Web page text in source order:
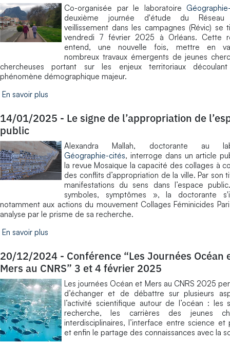
Co-organisée par le laboratoire
deuxième journée d'étude du
veillissement dans les campagnes (Révic) se
vendredi 7 février 2025 à Orléans. Cette
entend, une nouvelle fois, mettre en
nombreux travaux émergents de jeunes
chercheuses portant sur les enjeux territoriaux
phénomène démographique majeur.
En savoir plus
14/01/2025 - Le signe de l’appropriation de
public
Alexandra Mallah, doctorante au
Géographie-cités, interroge dans un article
la revue Mosaïque la capacité des collages à
des conflits d’appropriation de la ville. Par son
manifestations du sens dans l’espace
symboles, symptômes », la doctorante
notamment aux actions du mouvement Collages Féminicides
analyse par le prisme de sa recherche.
En savoir plus
20/12/2024 - Conférence “Les Journées Océan
Mers au CNRS” 3 et 4 février 2025
Les journées Océan et Mers au CNRS 2025
d’échanger et de débattre sur plusieurs
l’activité scientifique autour de l’océan : les
recherche, les carrières des jeunes
interdisciplinaires, l’interface entre science et
et enfin le partage des connaissances avec la